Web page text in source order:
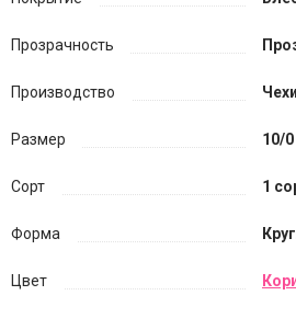
Прозрачность
Производство
Размер 10/0
Сорт 1
Форма
Цвет